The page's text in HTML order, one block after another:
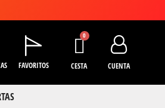
FAVORITOS CESTA CUENTA